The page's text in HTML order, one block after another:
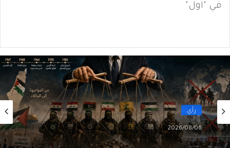
في "أول"
رأي
2026/08/06
سقوطُ “الأذرُع”: هل انتهى زمنُ الوكلاء؟